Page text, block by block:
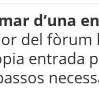
d’una
del
entrada